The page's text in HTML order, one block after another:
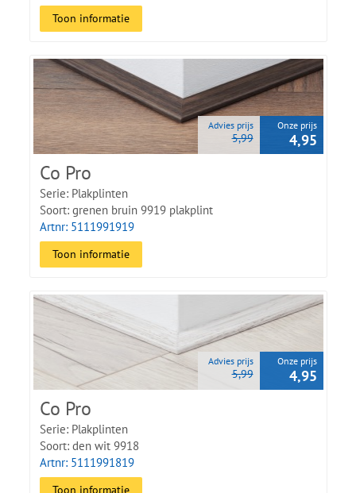
Toon informatie
Advies prijs
5,99
Onze prijs
4,95
Co Pro
Serie: Plakplinten
Soort: grenen bruin 9919 plakplint
Artnr: 5111991919
Toon informatie
Advies prijs
5,99
Onze prijs
4,95
Co Pro
Serie: Plakplinten
Soort: den wit 9918
Artnr: 5111991819
Toon informatie